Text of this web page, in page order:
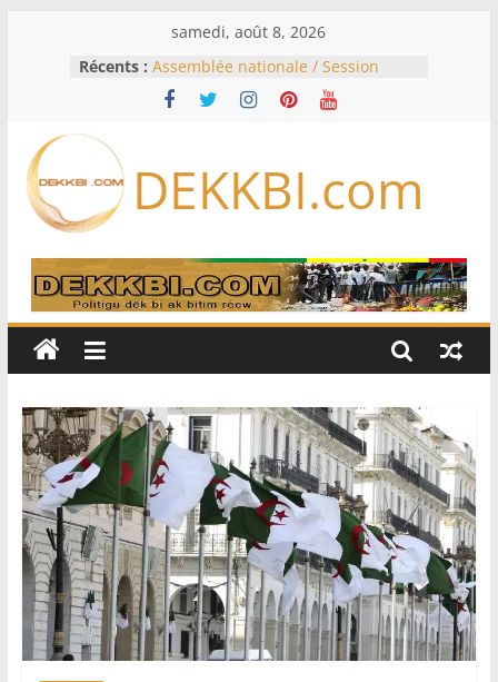
samedi, août 8, 2026
Récents : Assemblée nationale / Session
extraordinaire: Six commissions
d’enquête à l’ordre du jour ce lundi
Bénin: Patrice Talon élu président
du Sénat, moins de trois mois
Pakistan et la Turquie signent un
accord de défense
RD Congo: Kinshasa interdit les
exportations de cuivre et de cobalt
production
DEKKBI.com